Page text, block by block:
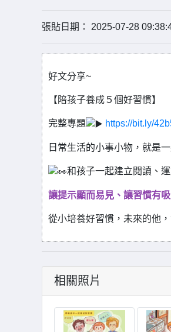
張貼日期： 2025-07-28
好文分享~
【陪孩子養成５個好習慣】
完整專題 https://bit.ly/
日常生活的小事小物，就是
和孩子一起建立閱讀、
讓提示顯而易見、 讓習慣有吸
從小培養好習慣，未來的他
相關照片